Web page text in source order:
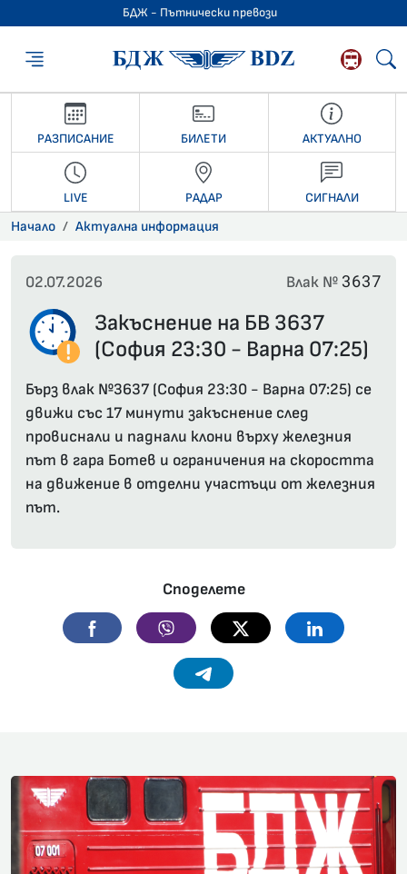
БДЖ - Пътнически превози
БДЖ -
РАЗПИСАНИЕ БИЛЕТИ АКТУАЛНО
LIVE РАДАР СИГНАЛИ
Начало Актуална информация
02.07.2026 Влак № 3637
Закъснение на БВ 3637
(София 23:30 - Варна 07:25)
Бърз влак №3637 (София 23:30 - Варна 07:25) се
движи със 17 минути закъснение след
провиснали и паднали клони върху железния
път в гара Ботев и ограничения на скоростта
на движение в отделни участъци от железния
път.
Споделете
Facebook Viber Twitter Linkedin
Telegram